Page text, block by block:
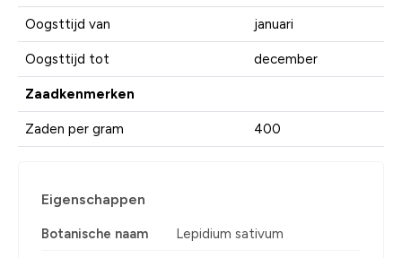
Oogsttijd van januari
Oogsttijd tot december
Zaadkenmerken
Zaden per gram 400
Eigenschappen
Botanische naam Lepidium sativum